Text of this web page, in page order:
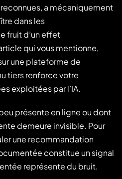
a mécaniquement
dans les
fruit d’un effet
qui vous mentionne,
une plateforme de
tiers renforce votre
exploitées par l’IA.
présente en ligne ou dont
demeure invisible. Pour
une recommandation
constitue un signal
représente du bruit.